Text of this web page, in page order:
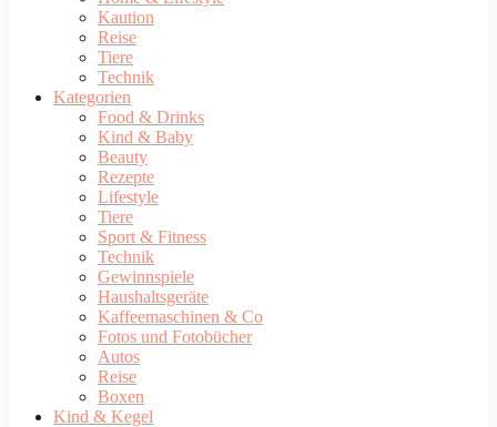
Kaution
Reise
Tiere
Technik
Kategorien
Food & Drinks
Kind & Baby
Beauty
Rezepte
Lifestyle
Tiere
Sport & Fitness
Technik
Gewinnspiele
Haushaltsgeräte
Kaffeemaschinen & Co
Fotos und Fotobücher
Autos
Reise
Boxen
Kind & Kegel